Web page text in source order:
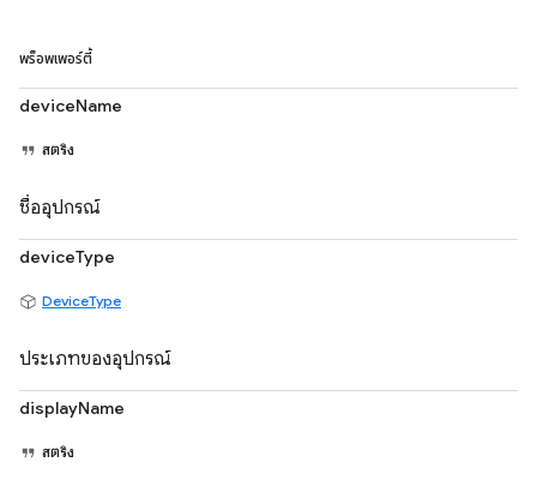
พร็อพเพอร์ตี้
deviceName
สตริง
ชื่ออุปกรณ์
deviceType
DeviceType
ประเภทของอุปกรณ์
displayName
สตริง